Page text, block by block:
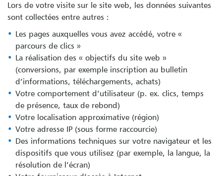
Lors de votre visite sur le site web, les données suivantes
sont collectées entre autres :
Les pages auxquelles vous avez accédé, votre «
parcours de clics »
La réalisation des « objectifs du site web »
(conversions, par exemple inscription au bulletin
d’informations, téléchargements, achats)
Votre comportement d’utilisateur (p. ex. clics, temps
de présence, taux de rebond)
Votre localisation approximative (région)
Votre adresse IP (sous forme raccourcie)
Des informations techniques sur votre navigateur et les
dispositifs que vous utilisez (par exemple, la langue, la
résolution de l’écran)